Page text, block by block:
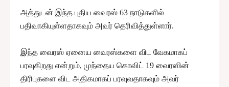
அத்துடன் இந்த புதிய வைரஸ் 63 நாடுகளில்
பதிவாகியுள்ளதாகவும் அவர் தெரிவித்துள்ளார்.
இந்த வைரஸ் ஏனைய வைரஸ்களை விட வேகமாகப்
பரவுகிறது என்றும், முந்தைய கொவிட் 19 வைரஸின்
திரிபுகளை விட அதிகமாகப் பரவுவதாகவும் அவர்